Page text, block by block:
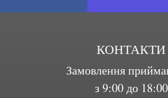
КОНТАКТИ
Замовлення
з 9:00 до 18:00